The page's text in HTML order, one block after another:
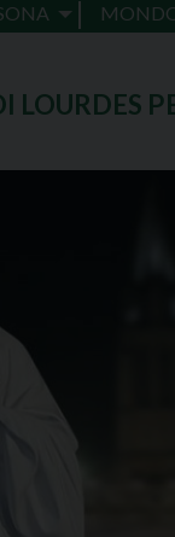
LOURDES